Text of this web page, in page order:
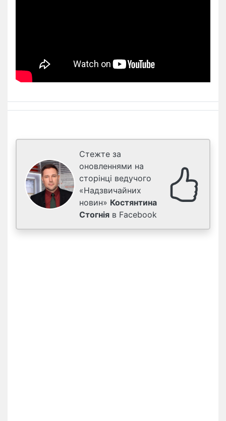
Стежте за
оновленнями на
сторінці ведучого
«Надзвичайних
новин» Костянтина
Стогнія в Facebook